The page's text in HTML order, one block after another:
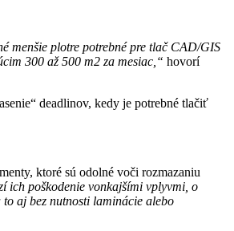
menšie plotre potrebné pre tlač CAD/GIS
300 až 500 m2 za mesiac,“ hovorí
deadlinov, kedy je potrebné tlačiť
ktoré sú odolné voči rozmazaniu
ich poškodenie vonkajšími vplyvmi, o
aj bez nutnosti laminácie alebo